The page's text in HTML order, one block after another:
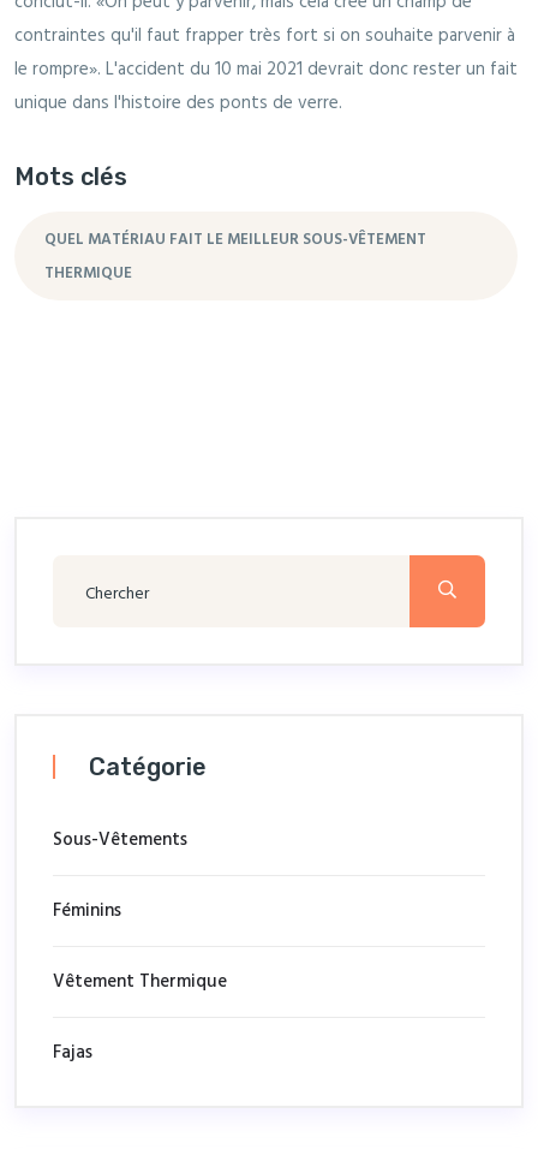
contraintes qu'il faut frapper très fort si on souhaite parvenir à
le rompre». L'accident du 10 mai 2021 devrait donc rester un fait
unique dans l'histoire des ponts de verre.
Mots clés
QUEL MATÉRIAU FAIT LE MEILLEUR SOUS-VÊTEMENT
THERMIQUE
Catégorie
Sous-Vêtements
Féminins
Vêtement Thermique
Fajas